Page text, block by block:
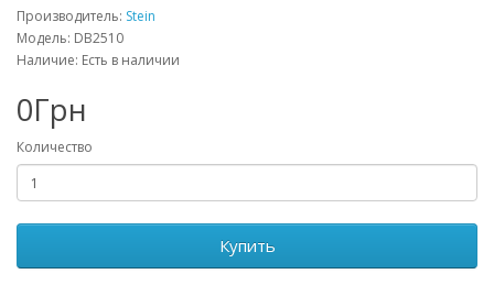
Производитель: Stein
Модель: DB2510
Наличие: Есть в наличии
0Грн
Количество
Купить